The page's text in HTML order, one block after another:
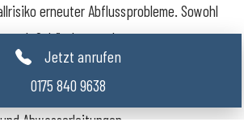
erneuter Abflussprobleme. Sowohl
Gebäudeverwaltungen,
öffentliche Liegenschaften profitieren
Reinigung und einer zuverlässigen
Abwasserleitungen.
Jetzt anrufen
0175 840 9638